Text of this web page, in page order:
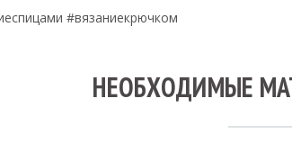
#вязаниекрючком
НЕОБХОДИМЫЕ